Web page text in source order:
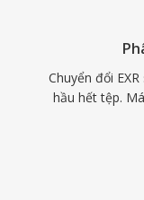
Chuyển đổi
hầu hết tệp.